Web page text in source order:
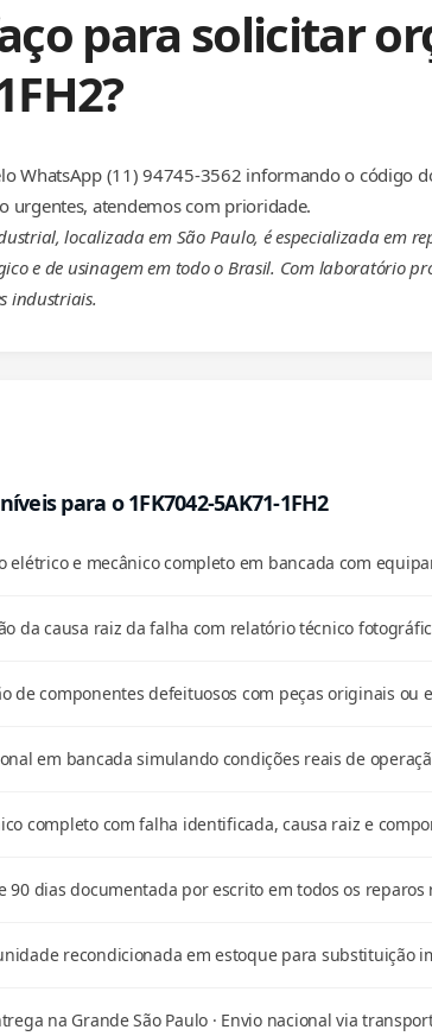
para solicitar
WhatsApp (11) 94745-3562 informando o código
urgentes, atendemos com prioridade.
localizada em São Paulo, é especializada em
e de usinagem em todo o Brasil. Com laboratório
industriais.
para o 1FK7042-5AK71-1FH2
elétrico e mecânico completo em bancada com
da causa raiz da falha com relatório técnico
de componentes defeituosos com peças originais ou
em bancada simulando condições reais de
completo com falha identificada, causa raiz e
90 dias documentada por escrito em todos os reparos
recondicionada em estoque para substituição
na Grande São Paulo · Envio nacional via